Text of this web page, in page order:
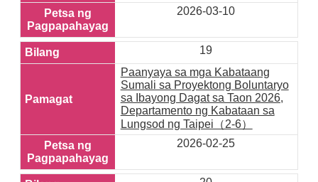
2026-03-10
19
Paanyaya sa mga Kabataang
Sumali sa Proyektong Boluntaryo
sa Ibayong Dagat sa Taon 2026,
Departamento ng Kabataan sa
Lungsod ng Taipei（2-6）
2026-02-25